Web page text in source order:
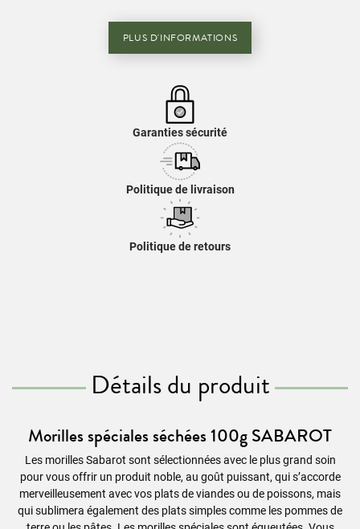
PLUS D'INFORMATIONS
Garanties sécurité
Politique de livraison
Politique de retours
Détails du produit
Morilles spéciales séchées 100g SABAROT
Les morilles Sabarot sont sélectionnées avec le plus grand soin
pour vous offrir un produit noble, au goût puissant, qui s’accorde
merveilleusement avec vos plats de viandes ou de poissons, mais
qui sublimera également des plats simples comme les pommes de